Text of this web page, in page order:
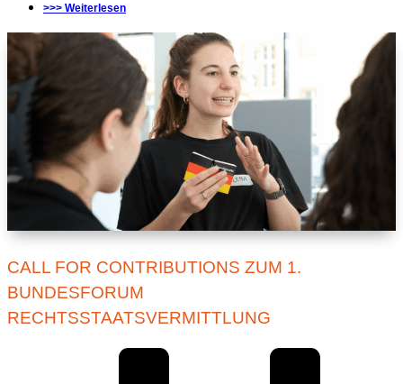
>>> Weiterlesen
CALL FOR CONTRIBUTIONS ZUM 1.
BUNDESFORUM
RECHTSSTAATSVERMITTLUNG